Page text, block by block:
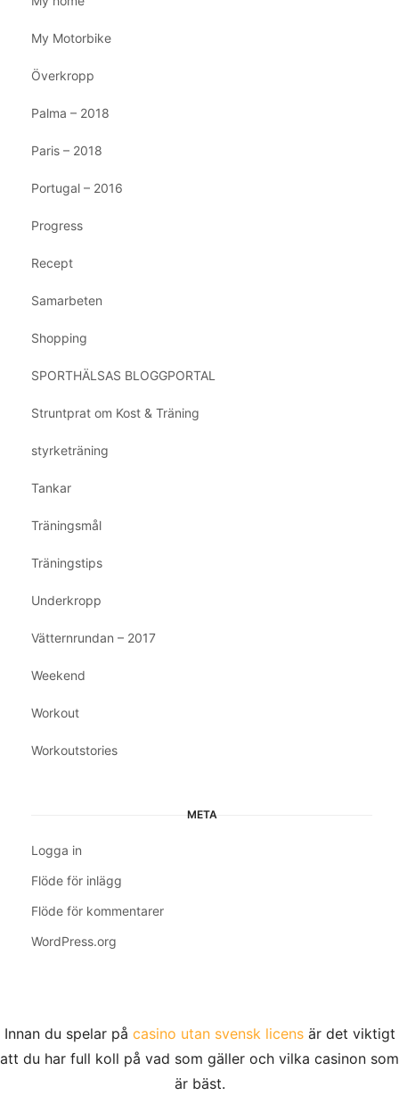
My Motorbike
Överkropp
Palma – 2018
Paris – 2018
Portugal – 2016
Progress
Recept
Samarbeten
Shopping
SPORTHÄLSAS BLOGGPORTAL
Struntprat om Kost & Träning
styrketräning
Tankar
Träningsmål
Träningstips
Underkropp
Vätternrundan – 2017
Weekend
Workout
Workoutstories
META
Logga in
Flöde för inlägg
Flöde för kommentarer
WordPress.org
Innan du spelar på casino utan svensk licensär det viktigt
att du har full koll på vad som gäller och vilka casinon som
är bäst.